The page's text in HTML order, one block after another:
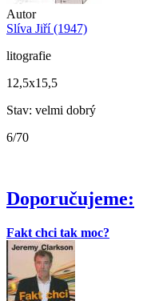
Autor
Slíva Jiří (1947)
litografie
12,5x15,5
Stav: velmi dobrý
6/70
Doporučujeme:
Fakt chci tak moc?